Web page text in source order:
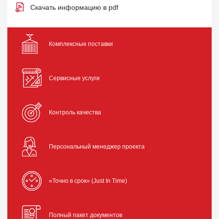
Скачать информацию в pdf
Комплексные поставки
Сервисные услуги
Контроль качества
Персональный менеджер проекта
«Точно в срок» (Just In Time)
Полный пакет документов